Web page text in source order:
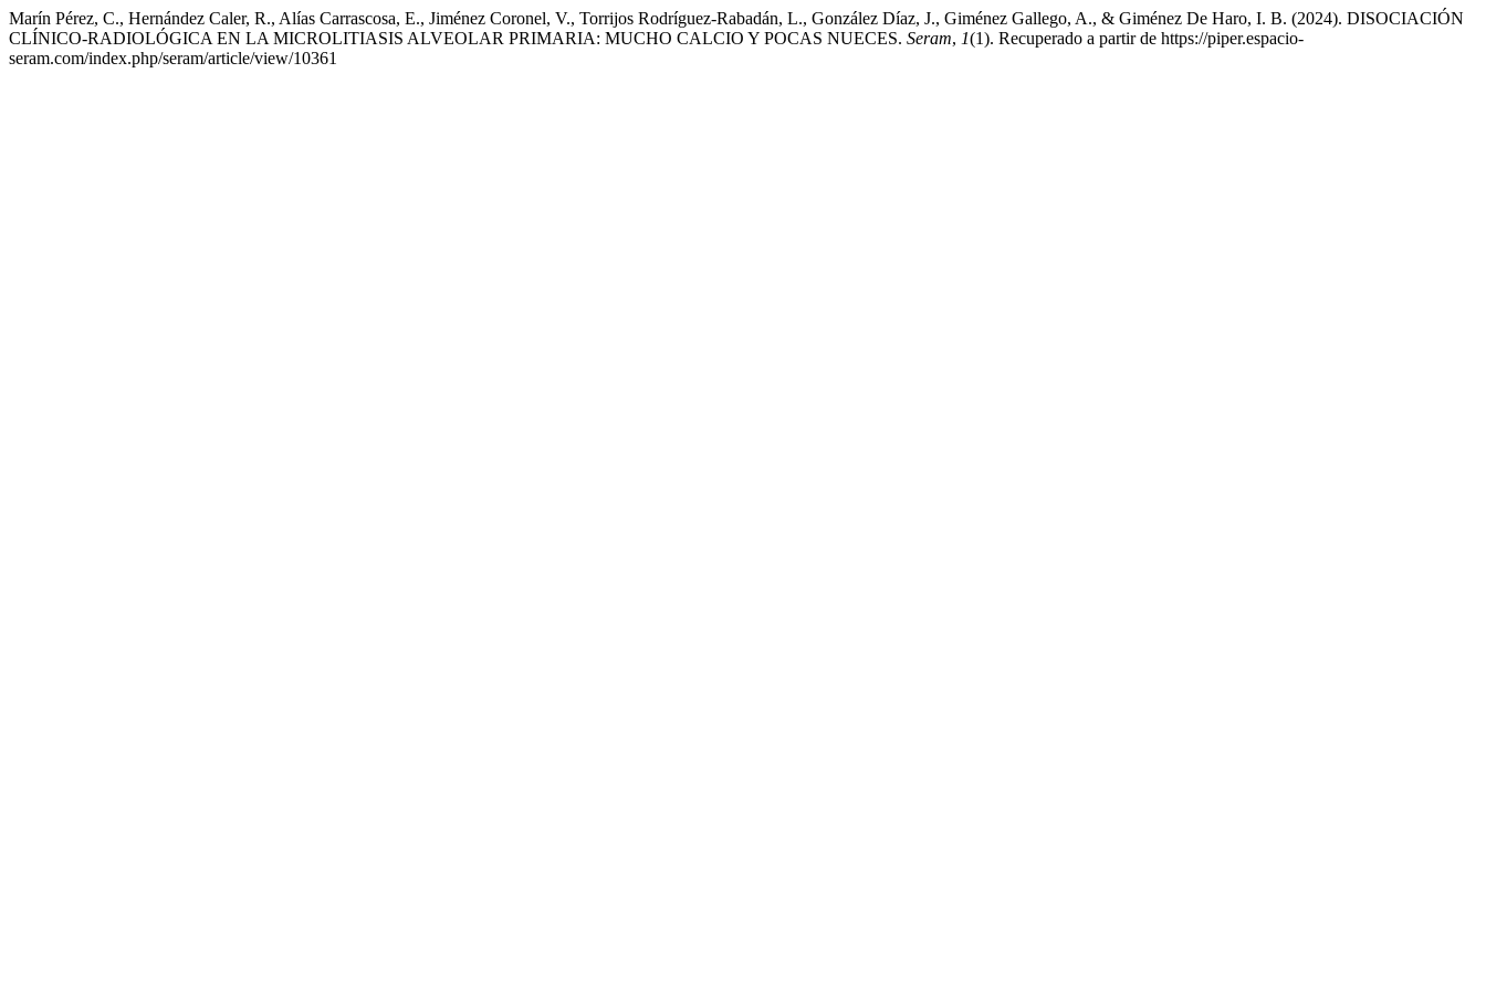
Marín Pérez, C., Hernández Caler, R., Alías Carrascosa, E., Jiménez Coronel, V., Torrijos Rodríguez-Rabadán, L., González Díaz, J., Giménez Gallego, A., & Giménez De Haro, I. B. (2024). DISOCIACIÓN
CLÍNICO-RADIOLÓGICA EN LA MICROLITIASIS ALVEOLAR PRIMARIA: MUCHO CALCIO Y POCAS NUECES. Seram, 1(1). Recuperado a partir de https://piper.espacio-
seram.com/index.php/seram/article/view/10361